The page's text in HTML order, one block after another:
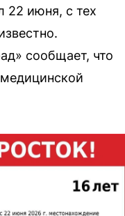
22 июня, с тех
сообщает, что